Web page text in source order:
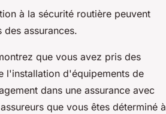
à la sécurité routière peuvent
assurances.
que vous avez pris des
l'installation d'équipements de
dans une assurance avec
que vous êtes déterminé à